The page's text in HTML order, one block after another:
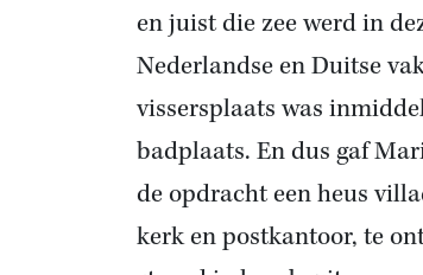
en juist die zee werd in
Nederlandse en Duitse
vissersplaats was
badplaats. En dus gaf
de opdracht een heus
kerk en postkantoor, te